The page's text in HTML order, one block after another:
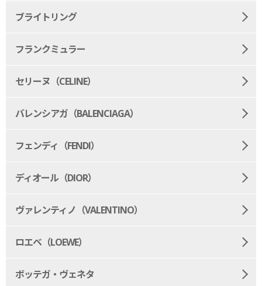
ブライトリング
フランクミュラー
セリーヌ（CELINE）
バレンシアガ（BALENCIAGA）
フェンディ（FENDI）
ディオール（DIOR）
ヴァレンティノ（VALENTINO）
ロエベ（LOEWE）
ボッテガ・ヴェネタ